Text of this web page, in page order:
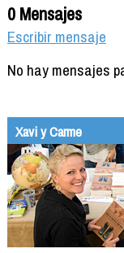
0 Mensajes
Escribir mensaje
No hay mensajes
Xavi y Carme